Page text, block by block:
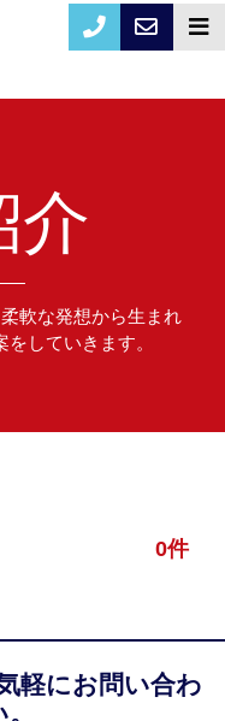
介
軟な発想から生まれ
していきます。
0件
軽にお問い合わ